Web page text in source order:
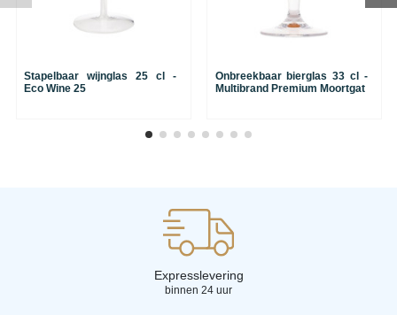
Stapelbaar wijnglas 25 cl -
Eco Wine 25
Onbreekbaar bierglas 33 cl -
Multibrand Premium Moortgat
Expresslevering
binnen 24 uur